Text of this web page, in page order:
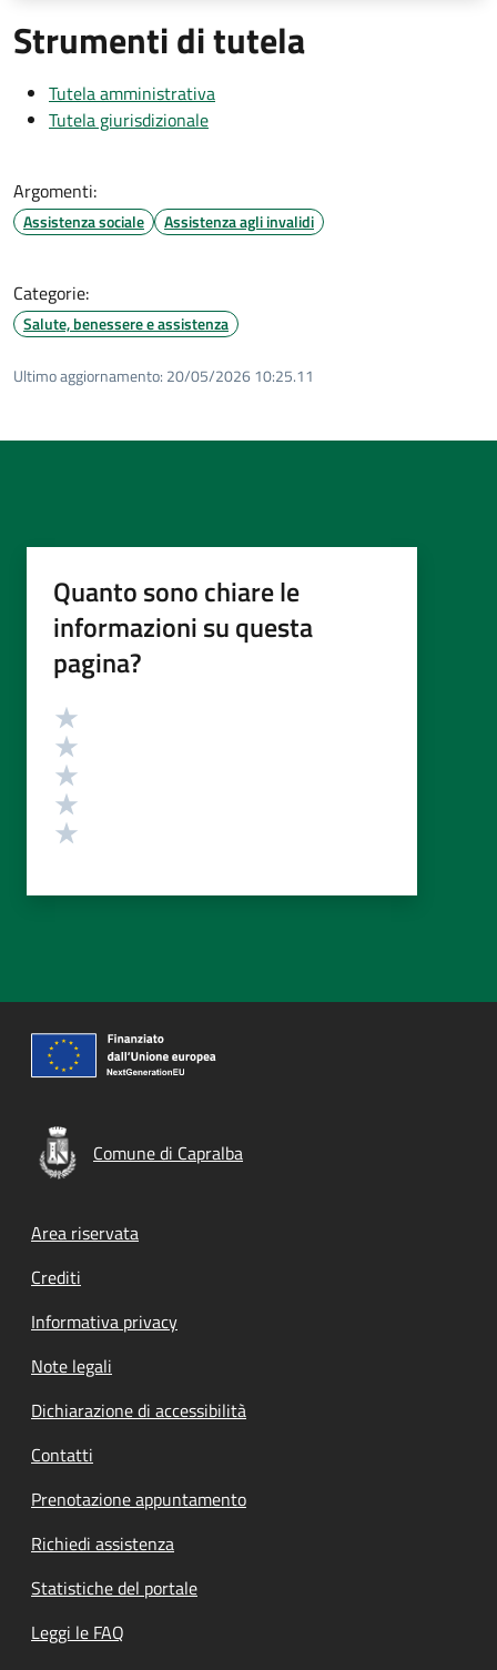
Strumenti di tutela
Tutela amministrativa
Tutela giurisdizionale
Argomenti:
Assistenza sociale Assistenza agli invalidi
Categorie:
Salute, benessere e assistenza
Ultimo aggiornamento: 20/05/2026 10:25.11
Quanto sono chiare le
informazioni su questa
pagina?
Valutazione
Comune di Capralba
Footer menu
Area riservata
Crediti
Informativa privacy
Note legali
Dichiarazione di accessibilità
Contatti
Prenotazione appuntamento
Richiedi assistenza
Statistiche del portale
Leggi le FAQ